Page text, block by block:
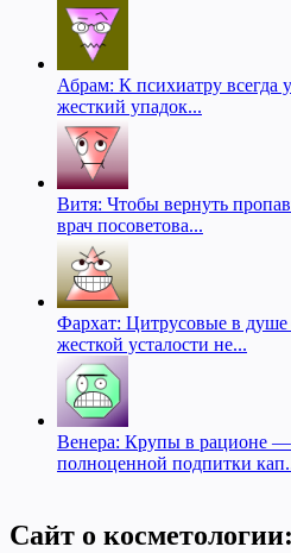
Абрам: К психиатру всегда
жесткий упадок...
Витя: Чтобы вернуть
врач посоветова...
Фархат: Цитрусовые в
жесткой усталости не...
Венера: Крупы в рационе —
полноценной подпитки
Сайт о косметологии: